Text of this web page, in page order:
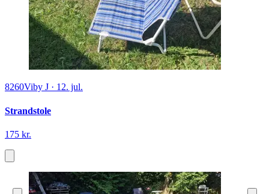
8260Viby J · 12. jul.
Strandstole
175 kr.